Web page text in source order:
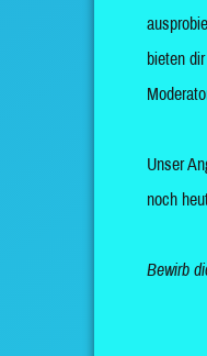
bieten
Unser
noch
Bewirb